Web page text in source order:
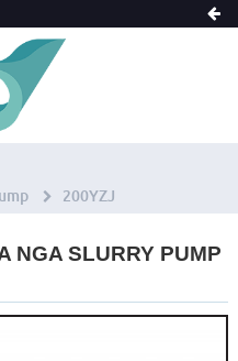
200YZJ
NGA SLURRY PUMP